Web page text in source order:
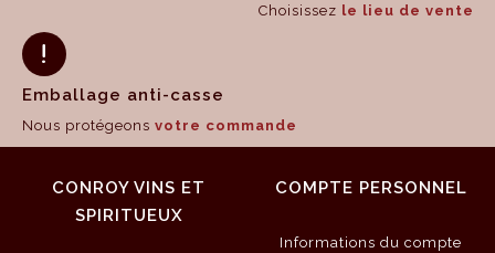
Choisissez le lieu de vente
Emballage anti-casse
Nous protégeons votre commande
CONROY VINS ET
SPIRITUEUX
COMPTE PERSONNEL
Informations du compte